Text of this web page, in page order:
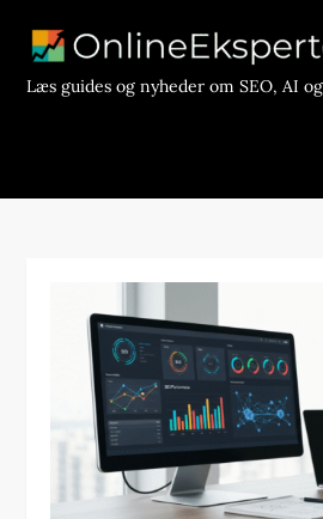
contentLæs guides og nyheder om SEO, AI